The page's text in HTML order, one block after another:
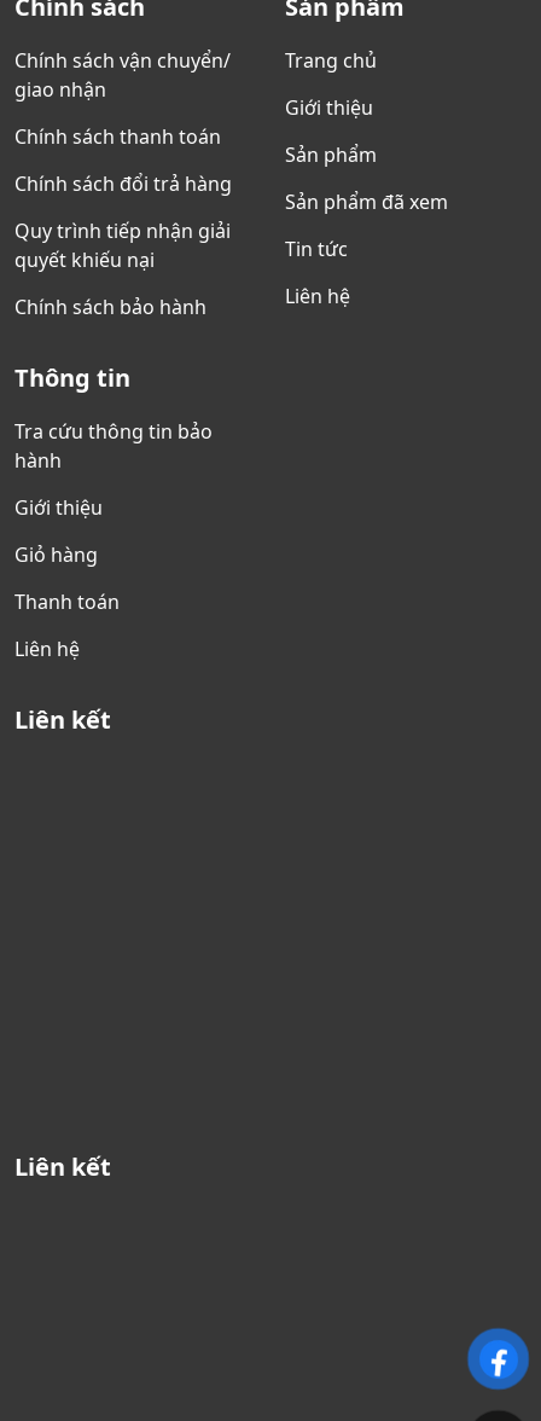
Chính sách vận chuyển/
giao nhận
Chính sách thanh toán
Chính sách đổi trả hàng
Quy trình tiếp nhận giải
quyết khiếu nại
Chính sách bảo hành
Trang chủ
Giới thiệu
Sản phẩm
Sản phẩm đã xem
Tin tức
Liên hệ
Thông tin
Tra cứu thông tin bảo
hành
Giới thiệu
Giỏ hàng
Thanh toán
Liên hệ
Liên kết
Liên kết